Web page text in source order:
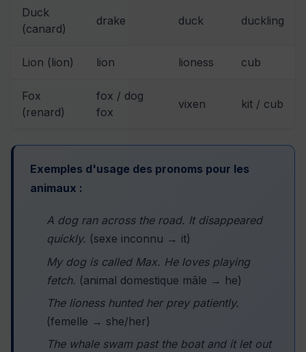
Duck
(canard)
drake duck duckling
Lion (lion) lion lioness cub
Fox
(renard)
fox / dog
fox
vixen kit / cub
Exemples d'usage des pronoms pour les
animaux :
A dog ran across the road. It disappeared
quickly. (sexe inconnu → it)
My dog is called Max. He loves playing
fetch. (animal domestique mâle → he)
The lioness hunted her prey patiently.
(femelle → she/her)
The whale swam past the boat and it let out